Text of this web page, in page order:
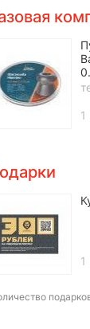
1
1